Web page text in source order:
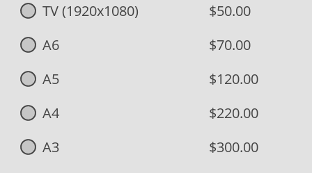
TV (1920x1080)
$50.00
A6
$70.00
A5
$120.00
A4
$220.00
A3
$300.00